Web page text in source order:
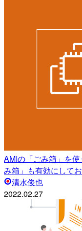
AMIの「ごみ箱」を
み箱」も有効にして
清水俊也
2022.02.27